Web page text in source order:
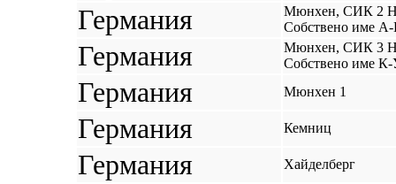
Германия
Мюнхен, СИК 2
Собствено име
Германия
Мюнхен, СИК 3
Собствено име
Германия Мюнхен 1
Германия Кемниц
Германия Хайделберг